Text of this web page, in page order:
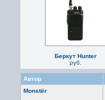
Беркут Hunter
руб.
Автор
Monstёr